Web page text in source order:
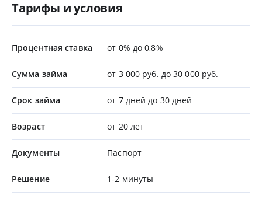
Тарифы и условия
Процентная ставка от 0% до 0,8%
Сумма займа от 3 000 руб. до 30 000 руб.
Срок займа от 7 дней до 30 дней
Возраст от 20 лет
Документы Паспорт
Решение 1-2 минуты